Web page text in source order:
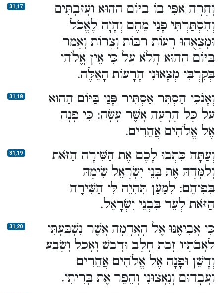
31,17
וְחָרָה אַפִּי בוֹ בַיּוֹם הַהוּא וַעֲזַבְתִּים
וְהִסְתַּרְתִּי פָנַי מֵהֶם וְהָיָה לֶאֱכֹל
וּמְצָאֻהוּ רָעוֹת רַבּוֹת וְצָרוֹת וְאָמַר
בַּיּוֹם הַהוּא הֲלֹא עַל כִּי אֵין אֱלֹהַי
בְּקִרְבִּי מְצָאוּנִי הָרָעוֹת הָאֵלֶּה.
31,18
וְאָנֹכִי הַסְתֵּר אַסְתִּיר פָּנַי בַּיּוֹם הַהוּא
עַל כָּל הָרָעָה אֲשֶׁר עָשָׂה: כִּי פָנָה
אֶל אֱלֹהִים אֲחֵרִים.
31,19
וְעַתָּה כִּתְבוּ לָכֶם אֶת הַשִּׁירָה הַזֹּאת
וְלַמְּדָהּ אֶת בְּנֵי יִשְׂרָאֵל שִׂימָהּ
בְּפִיהֶם: לְמַעַן תִּהְיֶה לִּי הַשִּׁירָה
הַזֹּאת לְעֵד בִּבְנֵי יִשְׂרָאֵל.
31,20
כִּי אֲבִיאֶנּוּ אֶל הָאֲדָמָה אֲשֶׁר נִשְׁבַּעְתִּי
לַאֲבֹתָיו זָבַת חָלָב וּדְבַשׁ וְאָכַל וְשָׂבַע
וְדָשֵׁן וּפָנָה אֶל אֱלֹהִים אֲחֵרִים
וַעֲבָדוּם וְנִאֲצוּנִי וְהֵפֵר אֶת בְּרִיתִי.